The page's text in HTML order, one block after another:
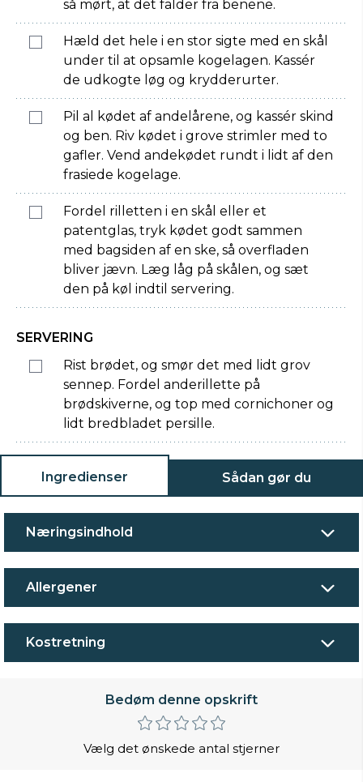
så mørt, at det falder fra benene.
Hæld det hele i en stor sigte med en skål
under til at opsamle kogelagen. Kassér
de udkogte løg og krydderurter.
Pil al kødet af andelårene, og kassér skind
og ben. Riv kødet i grove strimler med to
gafler. Vend andekødet rundt i lidt af den
frasiede kogelage.
Fordel rilletten i en skål eller et
patentglas, tryk kødet godt sammen
med bagsiden af en ske, så overfladen
bliver jævn. Læg låg på skålen, og sæt
den på køl indtil servering.
SERVERING
Rist brødet, og smør det med lidt grov
sennep. Fordel anderillette på
brødskiverne, og top med cornichoner og
lidt bredbladet persille.
Ingredienser Sådan gør du
Næringsindhold
Allergener
Kostretning
Bedøm denne opskrift
Vælg det ønskede antal stjerner